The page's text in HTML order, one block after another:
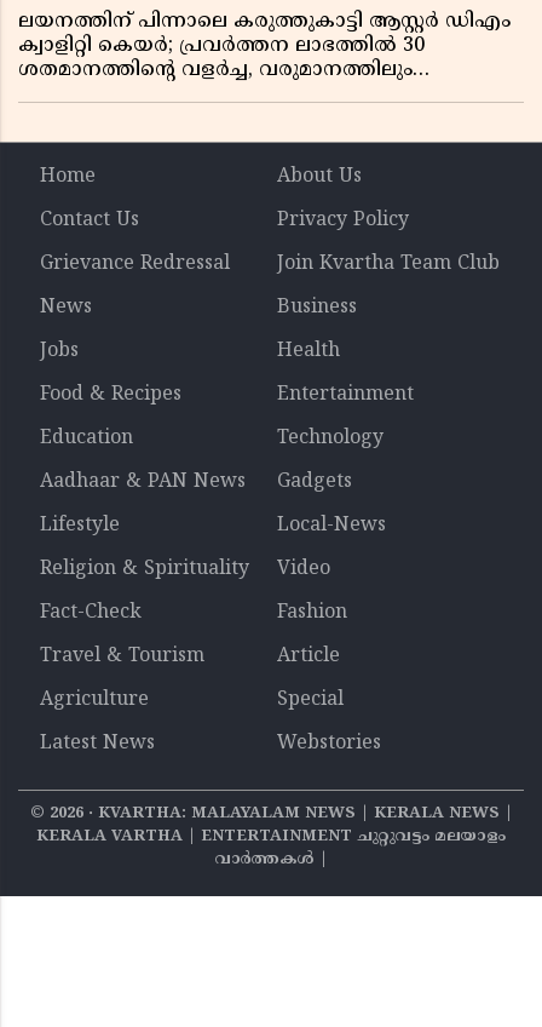
ലയനത്തിന് പിന്നാലെ കരുത്തുകാട്ടി ആസ്റ്റർ ഡിഎം
ക്വാളിറ്റി കെയർ; പ്രവർത്തന ലാഭത്തിൽ 30
ശതമാനത്തിൻ്റെ വളർച്ച, വരുമാനത്തിലും
Home
About Us
Contact Us
Privacy Policy
Grievance Redressal
Join Kvartha Team Club
News
Business
Jobs
Health
Food & Recipes
Entertainment
Education
Technology
Aadhaar & PAN News
Gadgets
Lifestyle
Local-News
Religion & Spirituality
Video
Fact-Check
Fashion
Travel & Tourism
Article
Agriculture
Special
Latest News
Webstories
© 2026‧ KVARTHA: MALAYALAM NEWS | KERALA NEWS |
KERALA VARTHA | ENTERTAINMENT ചുറ്റുവട്ടം മലയാളം
വാര്‍ത്തകൾ |